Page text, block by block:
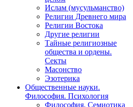
Ислам (мусульманство)
Религии Древнего мира
Религии Востока
Другие религии
Тайные религиозные
общества и ордены.
Секты
Масонство
Эзотерика
Общественные науки.
Философия. Психология
Философия. Семиотика